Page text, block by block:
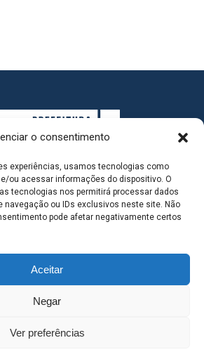
o consentimento
experiências, usamos tecnologias como
ou acessar informações do dispositivo. O
tecnologias nos permitirá processar dados
navegação ou IDs exclusivos neste site. Não
pode afetar negativamente certos
Aceitar
Negar
Ver preferências
MUNICIPAL - Avenida